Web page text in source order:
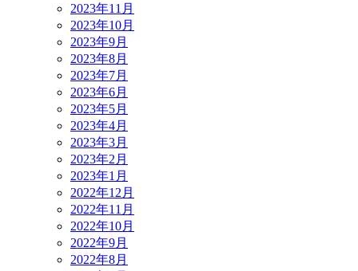
2023年11月
2023年10月
2023年9月
2023年8月
2023年7月
2023年6月
2023年5月
2023年4月
2023年3月
2023年2月
2023年1月
2022年12月
2022年11月
2022年10月
2022年9月
2022年8月